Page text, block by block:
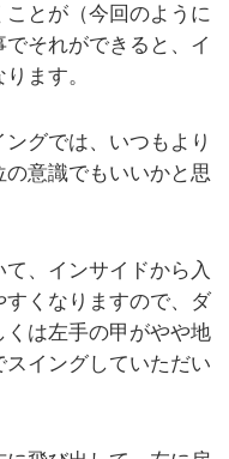
とが（今回のように
それができると、イ
ます。
グでは、いつもより
意識でもいいかと思
、インサイドから入
くなりますので、ダ
は左手の甲がやや地
イングしていただい